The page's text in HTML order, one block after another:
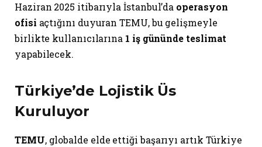
Haziran 2025 itibarıyla İstanbul’da operasyon
ofisi açtığını duyuran TEMU, bu gelişmeyle
birlikte kullanıcılarına 1 iş gününde teslimat
yapabilecek.
Türkiye’de Lojistik Üs
Kuruluyor
TEMU, globalde elde ettiği başarıyı artık Türkiye